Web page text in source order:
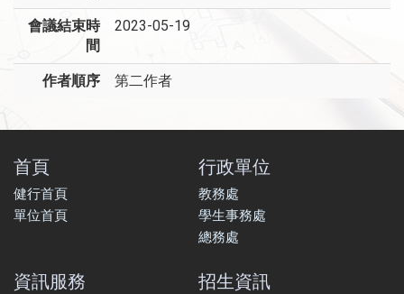
會議結束時
間
2023-05-19
作者順序 第二作者
首頁
健行首頁
單位首頁
行政單位
教務處
學生事務處
總務處
資訊服務 招生資訊